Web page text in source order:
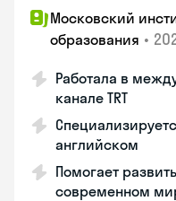
Московский
образования •
Работала в
канале TRT
английском
Помогает
современном